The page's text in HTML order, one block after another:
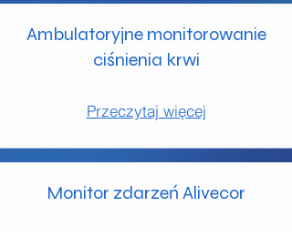
Ambulatoryjne monitorowanie
ciśnienia krwi
Przeczytaj więcej
Monitor zdarzeń Alivecor